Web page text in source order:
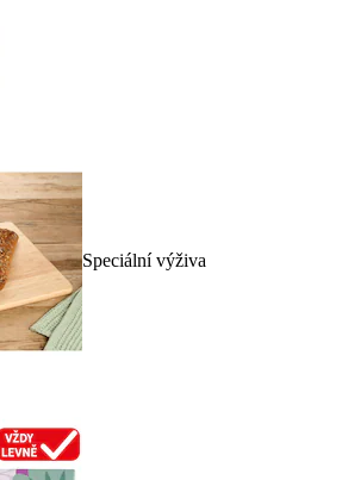
Speciální výživa